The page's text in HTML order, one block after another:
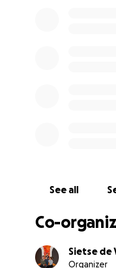
Met heel ons
See all
Co-
Sietse de
Organizer